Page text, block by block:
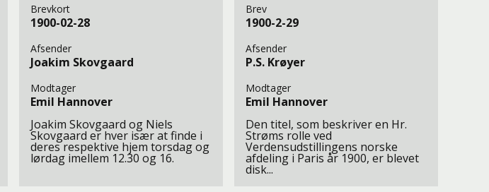
Brevkort
1900-02-28
Afsender
Joakim Skovgaard
Modtager
Emil Hannover
Joakim Skovgaard og Niels
Skovgaard er hver især at finde i
deres respektive hjem torsdag og
lørdag imellem 12.30 og 16.
Brev
1900-2-29
Afsender
P.S. Krøyer
Modtager
Emil Hannover
Den titel, som beskriver en Hr.
Strøms rolle ved
Verdensudstillingens norske
afdeling i Paris år 1900, er blevet
disk...